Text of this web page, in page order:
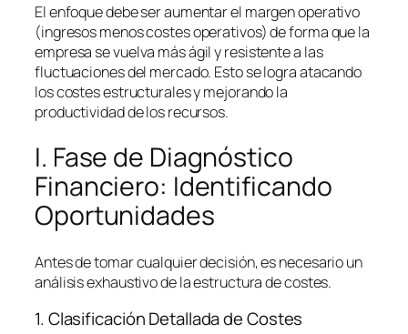
El enfoque debe ser aumentar el margen operativo
(ingresos menos costes operativos) de forma que la
empresa se vuelva más ágil y resistente a las
fluctuaciones del mercado. Esto se logra atacando
los costes estructurales y mejorando la
productividad de los recursos.
I. Fase de Diagnóstico
Financiero: Identificando
Oportunidades
Antes de tomar cualquier decisión, es necesario un
análisis exhaustivo de la estructura de costes.
1. Clasificación Detallada de Costes